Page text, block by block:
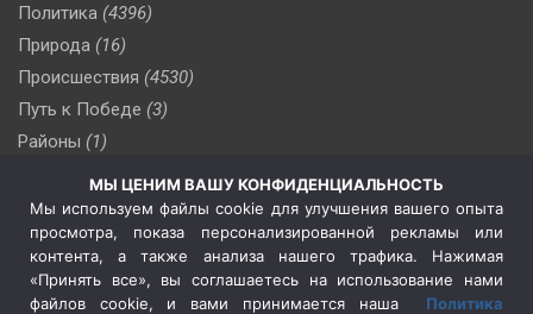
Политика (4396)
Природа (16)
Происшествия (4530)
Путь к Победе (3)
Районы (1)
Сельское хозяйство (3)
Социальная политика
(3)
Спецоперация в Украине
Спецоперация на Украине
(404)
МЫ ЦЕНИМ ВАШУ КОНФИДЕНЦИАЛЬНОСТЬ
Мы используем файлы cookie для улучшения вашего опыта
просмотра, показа персонализированной рекламы или
контента, а также анализа нашего трафика. Нажимая
«Принять все», вы соглашаетесь на использование нами
файлов cookie, и вами принимается наша Политика